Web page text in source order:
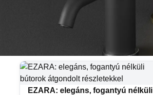
EZARA: elegáns, fogantyú nélküli